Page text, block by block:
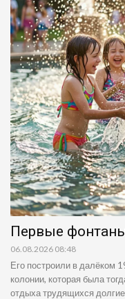
Первые
06.08.2026 08:48
Его построили в далёком
колонии, которая была
отдыха трудящихся